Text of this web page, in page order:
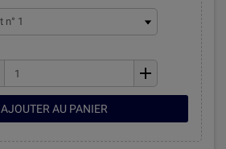
add
AJOUTER AU PANIER